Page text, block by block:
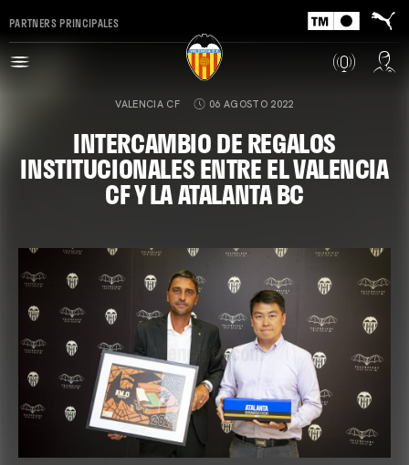
PARTNERS PRINCIPALES
VALENCIA CF 06 AGOSTO 2022
INTERCAMBIO DE REGALOS
INSTITUCIONALES ENTRE EL VALENCIA
CF Y LA ATALANTA BC